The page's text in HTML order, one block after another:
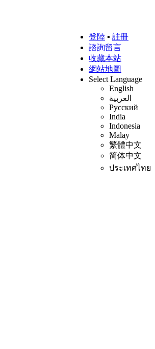
登陸 ▪ 註冊
諮詢留言
收藏本站
網站地圖
Select Language
English
العربية
Русский
India
Indonesia
Malay
繁體中文
简体中文
ประเทศไทย